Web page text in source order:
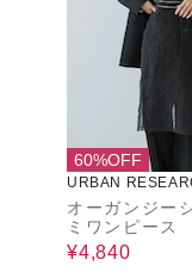
60%OFF
URBAN
use
オーガンジー
ミワンピース
¥4,840